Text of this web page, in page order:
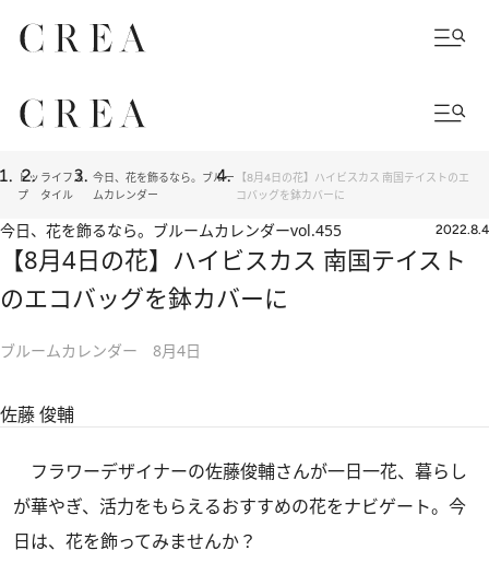
トッ
プ
ライフス
タイル
今日、花を飾るなら。ブルー
ムカレンダー
【8月4日の花】ハイビスカス 南国テイストのエ
コバッグを鉢カバーに
今日、花を飾るなら。ブルームカレンダーvol.455 2022.8.4
【8月4日の花】ハイビスカス 南国テイスト
のエコバッグを鉢カバーに
ブルームカレンダー 8月4日
佐藤 俊輔
フラワーデザイナーの佐藤俊輔さんが一日一花、暮らし
が華やぎ、活力をもらえるおすすめの花をナビゲート。今
日は、花を飾ってみませんか？